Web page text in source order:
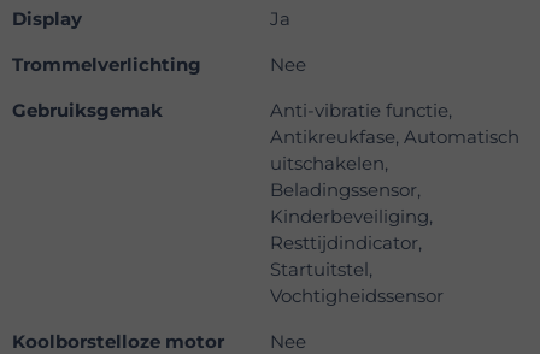
Display
Ja
Trommelverlichting
Nee
Gebruiksgemak
Anti-vibratie functie,
Antikreukfase, Automatisch
uitschakelen,
Beladingssensor,
Kinderbeveiliging,
Resttijdindicator,
Startuitstel,
Vochtigheidssensor
Koolborstelloze motor
Nee